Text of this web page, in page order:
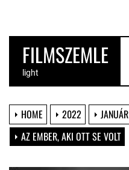
the
contentFILMSZEMLE
light
HOME 2022 JANUÁR
AZ EMBER, AKI OTT SE VOLT